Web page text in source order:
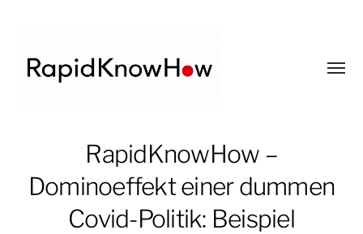
RapidKnowHow
DECISION
MASTER
RapidKnowHow –
Dominoeffekt einer dummen
Covid-Politik: Beispiel